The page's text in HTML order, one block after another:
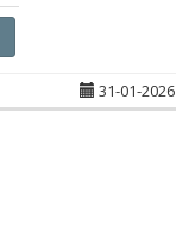
31-01-2026